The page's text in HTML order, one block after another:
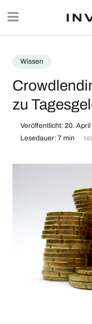
Wissen
zu
Veröffentlicht: 20. April
Lesedauer: 7 min